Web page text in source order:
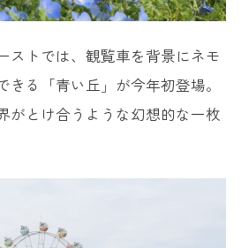
ストでは、観覧車を背景にネモ
きる「青い丘」が今年初登場。
がとけ合うような幻想的な一枚